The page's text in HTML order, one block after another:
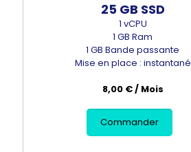
25 GB SSD
1 vCPU
1 GB Ram
1 GB Bande passante
Mise en place : instantané
8,00 € / Mois
Commander